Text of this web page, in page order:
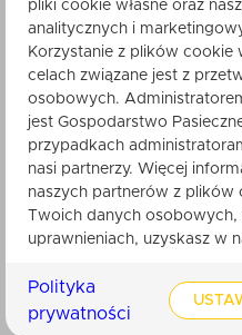
Warto
Nasze produkty
jakości miodu
położonej w Beskidzie
Każda faza produkcji,
miodu od pszczół,
produktów
nam zapewnić, że
Naszą pasiekę, jest
pliki cookie własne oraz
analitycznych i
Korzystanie z plików cookie
celach związane jest z
osobowych.
jest Gospodarstwo
przypadkach
nasi partnerzy. Więcej
naszych partnerów z plików
Twoich danych
uprawnieniach, uzyskasz w
Polityka
prywatności